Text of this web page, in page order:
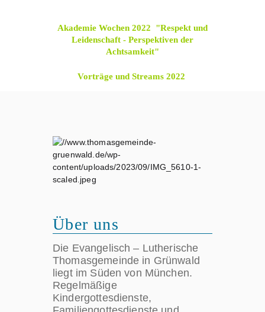
Akademie Wochen 2022 "Respekt und
Leidenschaft - Perspektiven der
Achtsamkeit"
Vorträge und Streams 2022
Über uns
Die Evangelisch – Lutherische
Thomasgemeinde in Grünwald
liegt im Süden von München.
Regelmäßige
Kindergottesdienste,